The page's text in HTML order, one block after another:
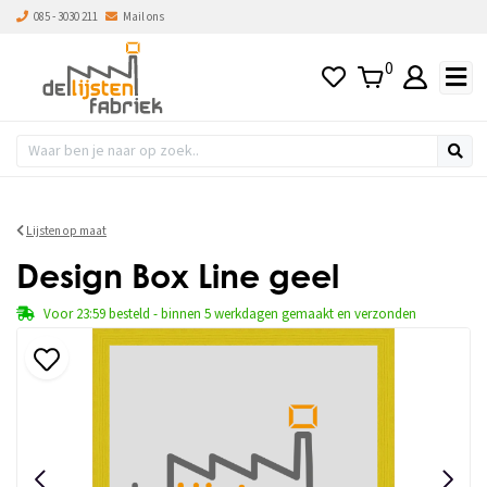
085 - 3030 211 Mail ons
0
Lijsten op maat
Design Box Line geel
Voor 23:59 besteld - binnen 5 werkdagen gemaakt en verzonden